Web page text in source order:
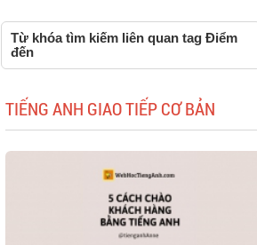
Từ khóa tìm kiếm liên quan tag Điểm
đến
TIẾNG ANH GIAO TIẾP CƠ BẢN